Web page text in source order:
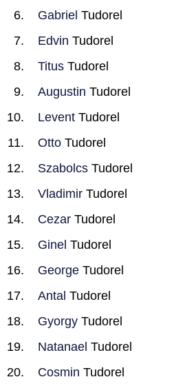
Gabriel Tudorel
Edvin Tudorel
Titus Tudorel
Augustin Tudorel
Levent Tudorel
Otto Tudorel
Szabolcs Tudorel
Vladimir Tudorel
Cezar Tudorel
Ginel Tudorel
George Tudorel
Antal Tudorel
Gyorgy Tudorel
Natanael Tudorel
Cosmin Tudorel